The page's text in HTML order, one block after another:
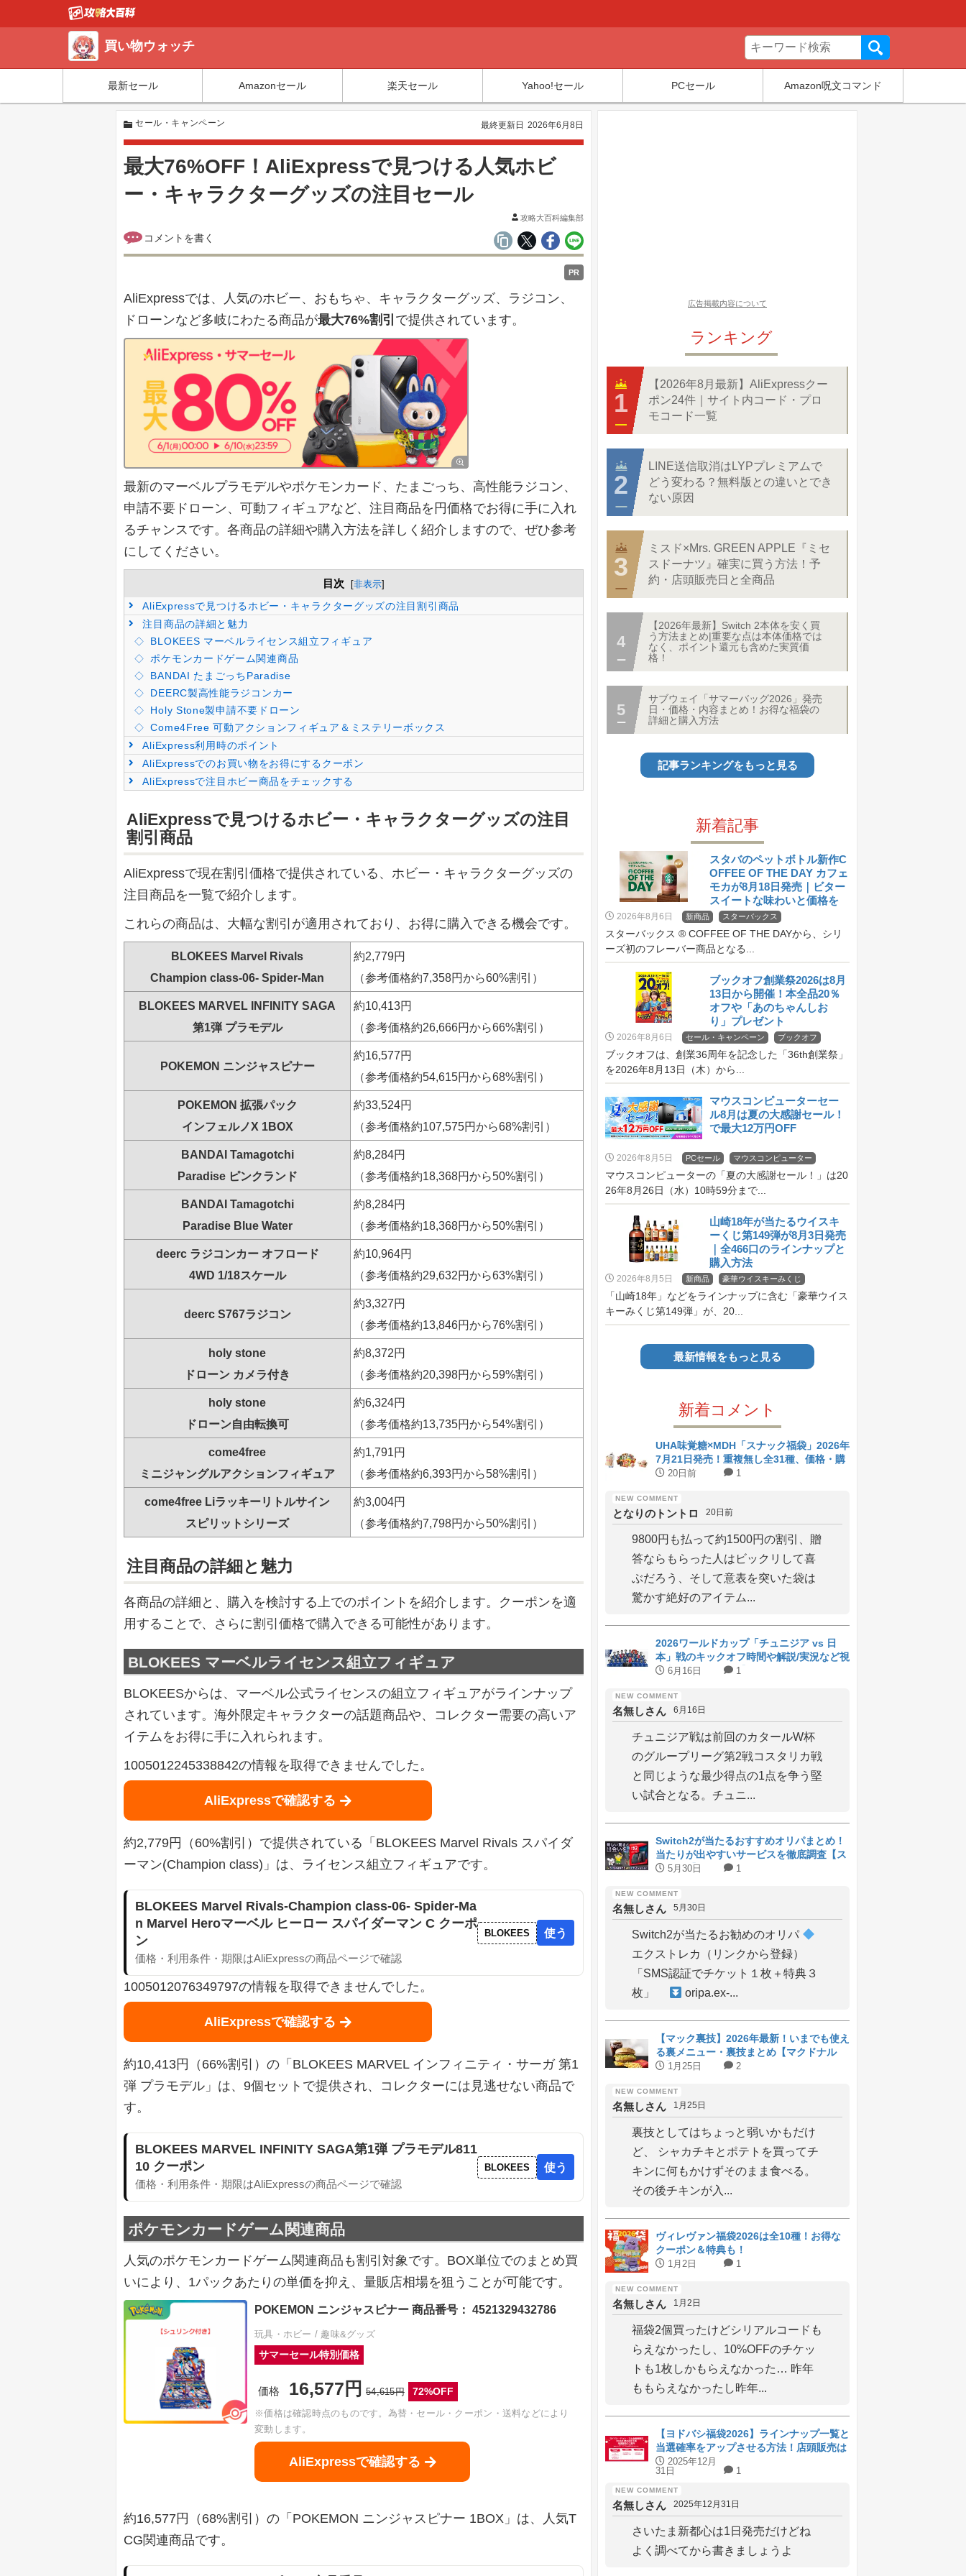
買い物ウォッチ
最新セール Amazonセール 楽天セール Yahoo!セール PCセール Amazon呪文コマンド
セール・キャンペーン 最終更新日 2026年6月8日
最大76%OFF！AliExpressで見つける人気ホビ
ー・キャラクターグッズの注目セール
攻略大百科編集部
PR
AliExpressでは、人気のホビー、おもちゃ、キャラクターグッズ、ラジコン、
ドローンなど多岐にわたる商品が最大76%割引 で提供されています。
最新のマーベルプラモデルやポケモンカード、たまごっち、高性能ラジコン、
申請不要ドローン、可動フィギュアなど、注目商品を円価格でお得に手に入れ
るチャンスです。各商品の詳細や購入方法を詳しく紹介しますので、ぜひ参考
にしてください。
目次 [非表示]
AliExpressで見つけるホビー・キャラクターグッズの注目割引商品
注目商品の詳細と魅力
BLOKEES マーベルライセンス組立フィギュア
ポケモンカードゲーム関連商品
BANDAI たまごっちParadise
DEERC製高性能ラジコンカー
Holy Stone製申請不要ドローン
Come4Free 可動アクションフィギュア＆ミステリーボックス
AliExpress利用時のポイント
AliExpressでのお買い物をお得にするクーポン
AliExpressで注目ホビー商品をチェックする
AliExpressで見つけるホビー・キャラクターグッズの注目
割引商品
AliExpressで現在割引価格で提供されている、ホビー・キャラクターグッズの
注目商品を一覧で紹介します。
これらの商品は、大幅な割引が適用されており、お得に購入できる機会です。
BLOKEES Marvel Rivals
Champion class-06- Spider-Man
約2,779円
（参考価格約7,358円から60%割引）
BLOKEES MARVEL INFINITY SAGA
第1弾 プラモデル
約10,413円
（参考価格約26,666円から66%割引）
POKEMON ニンジャスピナー
約16,577円
（参考価格約54,615円から68%割引）
POKEMON 拡張パック
インフェルノX 1BOX
約33,524円
（参考価格約107,575円から68%割引）
BANDAI Tamagotchi
Paradise ピンクランド
約8,284円
（参考価格約18,368円から50%割引）
BANDAI Tamagotchi
Paradise Blue Water
約8,284円
（参考価格約18,368円から50%割引）
deerc ラジコンカー オフロード
4WD 1/18スケール
約10,964円
（参考価格約29,632円から63%割引）
deerc S767ラジコン
約3,327円
（参考価格約13,846円から76%割引）
holy stone
ドローン カメラ付き
約8,372円
（参考価格約20,398円から59%割引）
holy stone
ドローン自由転換可
約6,324円
（参考価格約13,735円から54%割引）
come4free
ミニジャングルアクションフィギュア
約1,791円
（参考価格約6,393円から58%割引）
come4free Liラッキーリトルサイン
スピリットシリーズ
約3,004円
（参考価格約7,798円から50%割引）
注目商品の詳細と魅力
各商品の詳細と、購入を検討する上でのポイントを紹介します。クーポンを適
用することで、さらに割引価格で購入できる可能性があります。
BLOKEES マーベルライセンス組立フィギュア
BLOKEESからは、マーベル公式ライセンスの組立フィギュアがラインナップ
されています。海外限定キャラクターの話題商品や、コレクター需要の高いア
イテムをお得に手に入れられます。
1005012245338842の情報を取得できませんでした。
AliExpressで確認する
約2,779円（60%割引）で提供されている「BLOKEES Marvel Rivals スパイダ
ーマン(Champion class)」は、ライセンス組立フィギュアです。
BLOKEES Marvel Rivals-Champion class-06- Spider-Ma
n Marvel Heroマーベル ヒーロー スパイダーマン C クーポ
ン
価格・利用条件・期限はAliExpressの商品ページで確認
BLOKEES 使う
1005012076349797の情報を取得できませんでした。
AliExpressで確認する
約10,413円（66%割引）の「BLOKEES MARVEL インフィニティ・サーガ 第1
弾 プラモデル」は、9個セットで提供され、コレクターには見逃せない商品で
す。
BLOKEES MARVEL INFINITY SAGA第1弾 プラモデル811
10 クーポン
価格・利用条件・期限はAliExpressの商品ページで確認
BLOKEES 使う
ポケモンカードゲーム関連商品
人気のポケモンカードゲーム関連商品も割引対象です。BOX単位でのまとめ買
いにより、1パックあたりの単価を抑え、量販店相場を狙うことが可能です。
POKEMON ニンジャスピナー 商品番号： 4521329432786
玩具・ホビー / 趣味&グッズ
サマーセール特別価格
価格 16,577円 54,615円 72%OFF
※価格は確認時点のものです。為替・セール・クーポン・送料などにより
変動します。
AliExpressで確認する
約16,577円（68%割引）の「POKEMON ニンジャスピナー 1BOX」は、人気T
CG関連商品です。
広告掲載内容について
ランキング
【2026年8月最新】AliExpressクー
ポン24件｜サイト内コード・プロ
モコード一覧
LINE送信取消はLYPプレミアムで
どう変わる？無料版との違いとでき
ない原因
ミスド×Mrs. GREEN APPLE『ミセ
スドーナツ』確実に買う方法！予
約・店頭販売日と全商品
【2026年最新】Switch 2本体を安く買
う方法まとめ|重要な点は本体価格では
なく、ポイント還元も含めた実質価
格！
サブウェイ「サマーバッグ2026」発売
日・価格・内容まとめ！お得な福袋の
詳細と購入方法
記事ランキングをもっと見る
新着記事
スタバのペットボトル新作C
OFFEE OF THE DAY カフェ
モカが8月18日発売｜ビター
スイートな味わいと価格を
紹介
2026年8月6日 新商品 スターバックス
スターバックス ® COFFEE OF THE DAYから、シリ
ーズ初のフレーバー商品となる...
ブックオフ創業祭2026は8月
13日から開催！本全品20％
オフや「あのちゃんしお
り」プレゼント
2026年8月6日 セール・キャンペーン ブックオフ
ブックオフは、創業36周年を記念した「36th創業祭」
を2026年8月13日（木）から...
マウスコンピューターセー
ル8月は夏の大感謝セール！
で最大12万円OFF
2026年8月5日 PCセール マウスコンピューター
マウスコンピューターの「夏の大感謝セール！」は20
26年8月26日（水）10時59分まで...
山崎18年が当たるウイスキ
ーくじ第149弾が8月3日発売
｜全466口のラインナップと
購入方法
2026年8月5日 新商品 豪華ウイスキーみくじ
「山崎18年」などをラインナップに含む「豪華ウイス
キーみくじ第149弾」が、20...
最新情報をもっと見る
新着コメント
UHA味覚糖×MDH「スナック福袋」2026年
7月21日発売！重複無し全31種、価格・購
入方法まとめ
20日前 1
となりのトントロ 20日前
9800円も払って約1500円の割引、贈
答ならもらった人はビックリして喜
ぶだろう、そして意表を突いた袋は
驚かす絶好のアイテム...
2026ワールドカップ「チュニジア vs 日
本」戦のキックオフ時間や解説/実況など視
聴方法比較まとめ【NHK BS1/日テ
6月16日 1
名無しさん 6月16日
チュニジア戦は前回のカタールW杯
のグループリーグ第2戦コスタリカ戦
と同じような最少得点の1点を争う堅
い試合となる。チュニ...
Switch2が当たるおすすめオリパまとめ！
当たりが出やすいサービスを徹底調査【ス
イッチ2】
5月30日 1
名無しさん 5月30日
Switch2が当たるお勧めのオリパ
エクストレカ（リンクから登録）
「SMS認証でチケット１枚＋特典３
枚」
oripa.ex-...
【マック裏技】2026年最新！いまでも使え
る裏メニュー・裏技まとめ【マクドナル
ド】1月25日 2
名無しさん 1月25日
裏技としてはちょっと弱いかもだけ
ど、 シャカチキとポテトを買ってチ
キンに何もかけずそのまま食べる。
その後チキンが入...
ヴィレヴァン福袋2026は全10種！お得な
クーポン＆特典も！
1月2日 1
名無しさん 1月2日
福袋2個買ったけどシリアルコードも
らえなかったし、10%OFFのチケッ
トも1枚しかもらえなかった… 昨年
ももらえなかったし昨年...
【ヨドバシ福袋2026】ラインナップ一覧と
当選確率をアップさせる方法！店頭販売は
元旦から
2025年12月
31日
1
名無しさん 2025年12月31日
さいたま新都心は1日発売だけどね
よく調べてから書きましょうよ